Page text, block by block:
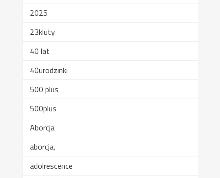
2025
23kluty
40 lat
40urodzinki
500 plus
500plus
Aborcja
aborcja,
adolrescence